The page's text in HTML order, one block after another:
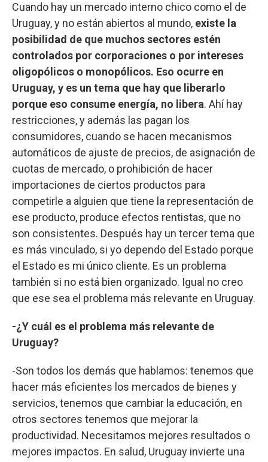
Cuando hay un mercado interno chico como el de
Uruguay, y no están abiertos al mundo, existe la
posibilidad de que muchos sectores estén
controlados por corporaciones o por intereses
oligopólicos o monopólicos. Eso ocurre en
Uruguay, y es un tema que hay que liberarlo
porque eso consume energía, no libera. Ahí hay
restricciones, y además las pagan los
consumidores, cuando se hacen mecanismos
automáticos de ajuste de precios, de asignación de
cuotas de mercado, o prohibición de hacer
importaciones de ciertos productos para
competirle a alguien que tiene la representación de
ese producto, produce efectos rentistas, que no
son consistentes. Después hay un tercer tema que
es más vinculado, si yo dependo del Estado porque
el Estado es mi único cliente. Es un problema
también si no está bien organizado. Igual no creo
que ese sea el problema más relevante en Uruguay.
-¿Y cuál es el problema más relevante de
Uruguay?
-Son todos los demás que hablamos: tenemos que
hacer más eficientes los mercados de bienes y
servicios, tenemos que cambiar la educación, en
otros sectores tenemos que mejorar la
productividad. Necesitamos mejores resultados o
mejores impactos. En salud, Uruguay invierte una